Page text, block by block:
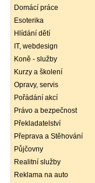
Domácí práce
Esoterika
Hlídání dětí
IT, webdesign
Koně - služby
Kurzy a školení
Opravy, servis
Pořádání akcí
Právo a bezpečnost
Překladatelství
Přeprava a Stěhování
Půjčovny
Realitní služby
Reklama na auto